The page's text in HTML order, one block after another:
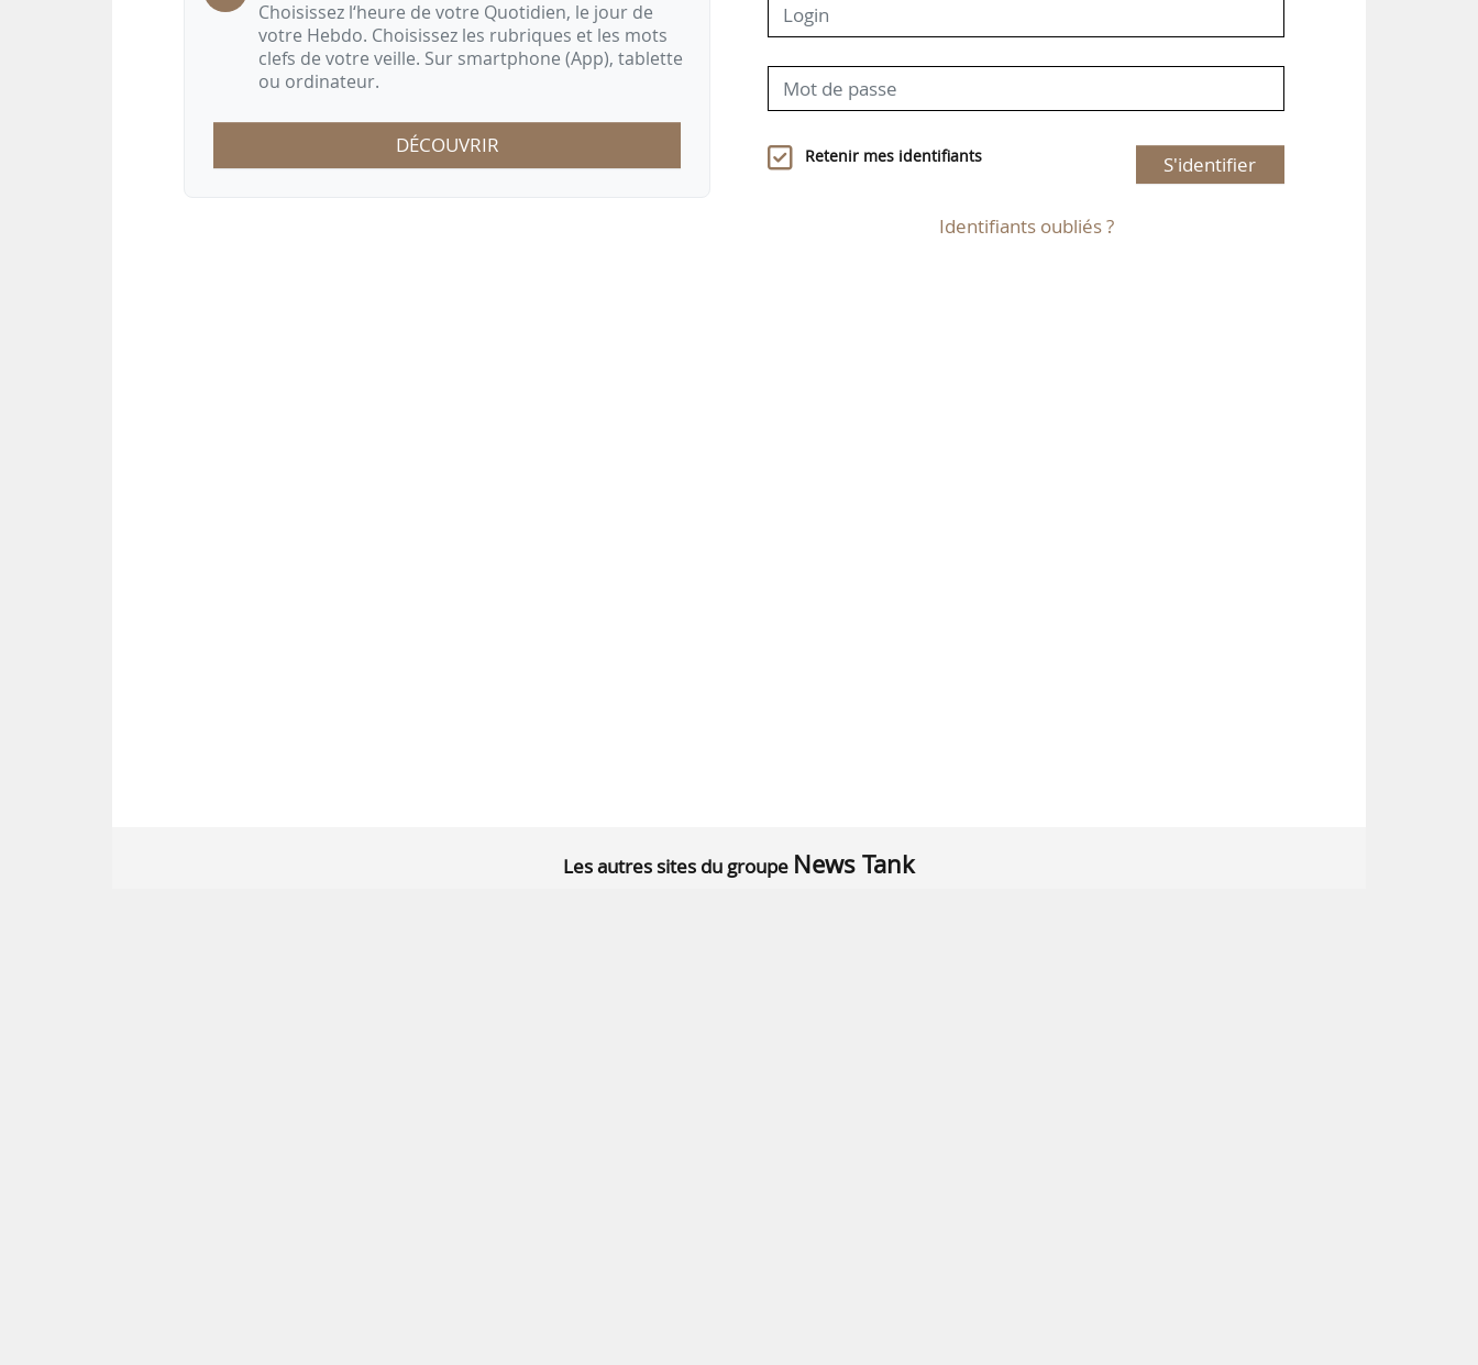
Choisissez l‘heure de votre Quotidien, le jour de
votre Hebdo. Choisissez les rubriques et les mots
clefs de votre veille. Sur smartphone (App), tablette
ou ordinateur.
DÉCOUVRIR Retenir mes identifiants S'identifier
Identifiants oubliés ?
Les autres sites du groupe News Tank